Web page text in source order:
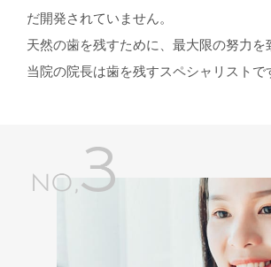
だ開発されていません。
天然の歯を残すために、最大限の努力を
当院の院長は歯を残すスペシャリストで